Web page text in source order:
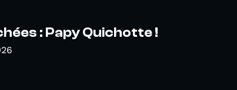
: Papy Quichotte !